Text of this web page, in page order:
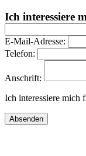
Ich interessiere
E-Mail-Adresse:
Telefon:
Anschrift:
Ich interessiere mich
Absenden